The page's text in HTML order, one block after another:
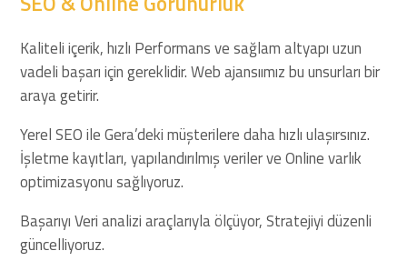
Kaliteli içerik, hızlı Performans ve sağlam altyapı uzun
vadeli başarı için gereklidir. Web ajansıımız bu unsurları bir
araya getirir.
Yerel SEO ile Gera’deki müşterilere daha hızlı ulaşırsınız.
İşletme kayıtları, yapılandırılmış veriler ve Online varlık
optimizasyonu sağlıyoruz.
Başarıyı Veri analizi araçlarıyla ölçüyor, Stratejiyi düzenli
güncelliyoruz.